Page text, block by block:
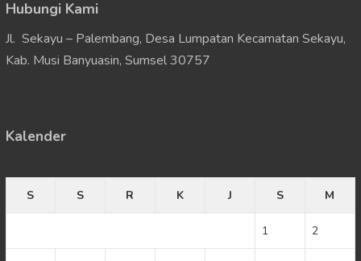
Hubungi Kami
Jl. Sekayu – Palembang, Desa Lumpatan Kecamatan Sekayu,
Kab. Musi Banyuasin, Sumsel 30757
Kalender
S
S R K J S M
1 2